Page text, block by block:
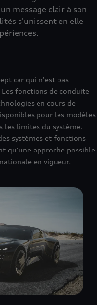
message clair à son
s'unissent en elle
car qui n'est pas
fonctions de conduite
en cours de
pour les modèles
les limites du système.
systèmes et fonctions
qu'une approche possible
en vigueur.